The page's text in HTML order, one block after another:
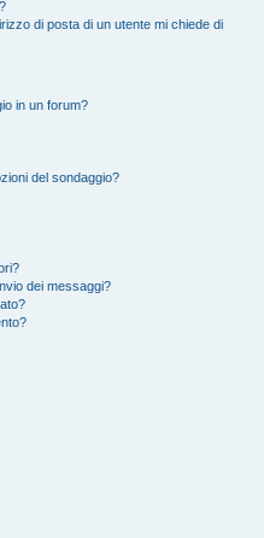
di posta di un utente mi chiede di
in un forum?
del sondaggio?
dei messaggi?